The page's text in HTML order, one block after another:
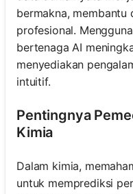
bermakna,
profesional.
bertenaga AI
menyediakan
intuitif.
Pentingnya
Kimia
Dalam kimia,
untuk memprediksi